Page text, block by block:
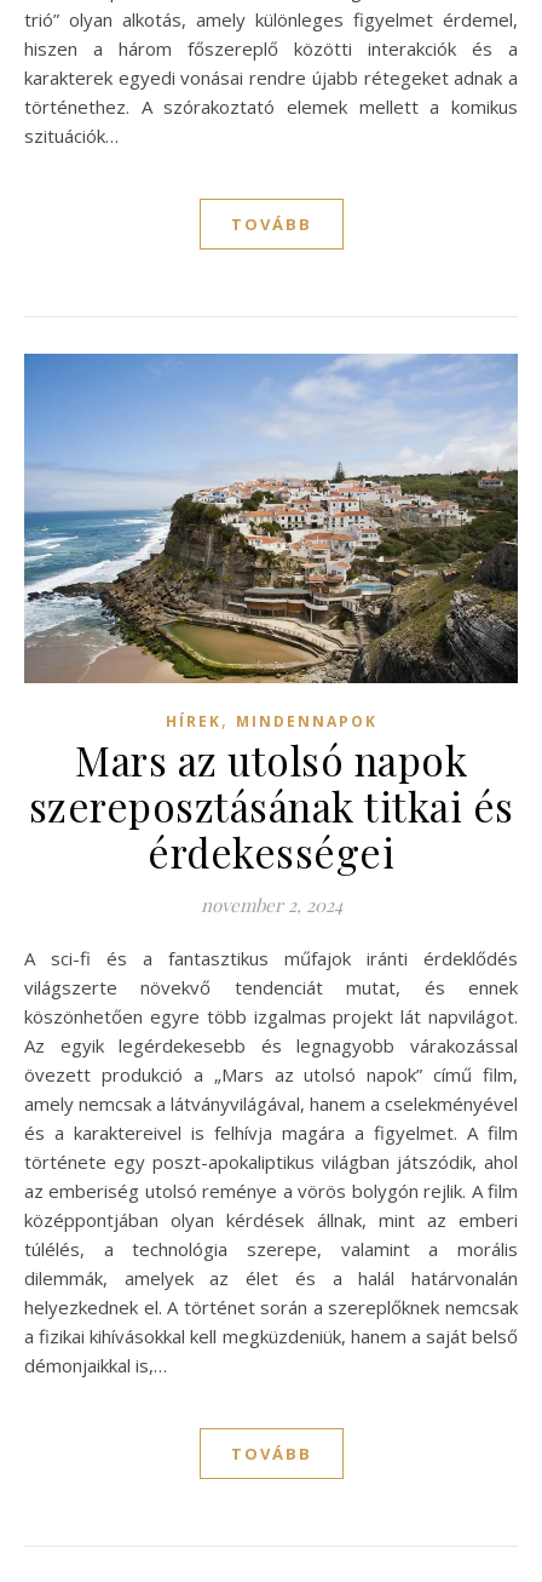
trió” olyan alkotás, amely különleges figyelmet érdemel,
hiszen a három főszereplő közötti interakciók és a
karakterek egyedi vonásai rendre újabb rétegeket adnak a
történethez. A szórakoztató elemek mellett a komikus
szituációk…
TOVÁBB
HÍREK, MINDENNAPOK
Mars az utolsó napok
szereposztásának titkai és
érdekességei
november 2, 2024
A sci-fi és a fantasztikus műfajok iránti érdeklődés
világszerte növekvő tendenciát mutat, és ennek
köszönhetően egyre több izgalmas projekt lát napvilágot.
Az egyik legérdekesebb és legnagyobb várakozással
övezett produkció a „Mars az utolsó napok” című film,
amely nemcsak a látványvilágával, hanem a cselekményével
és a karaktereivel is felhívja magára a figyelmet. A film
története egy poszt-apokaliptikus világban játszódik, ahol
az emberiség utolsó reménye a vörös bolygón rejlik. A film
középpontjában olyan kérdések állnak, mint az emberi
túlélés, a technológia szerepe, valamint a morális
dilemmák, amelyek az élet és a halál határvonalán
helyezkednek el. A történet során a szereplőknek nemcsak
a fizikai kihívásokkal kell megküzdeniük, hanem a saját belső
démonjaikkal is,…
TOVÁBB